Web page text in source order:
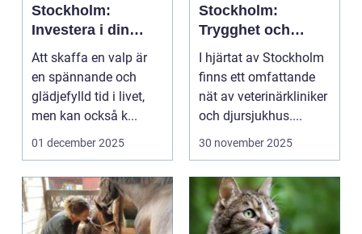
Stockholm:
Investera i din
valps framtid
Att skaffa en valp är
en spännande och
glädjefylld tid i livet,
men kan också k...
01 december 2025
Stockholm:
Trygghet och
kvalitet för din
fyrbenta vän
I hjärtat av Stockholm
finns ett omfattande
nät av veterinärkliniker
och djursjukhus....
30 november 2025